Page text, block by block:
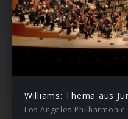
Williams: Thema aus
Los Angeles Philharmonic